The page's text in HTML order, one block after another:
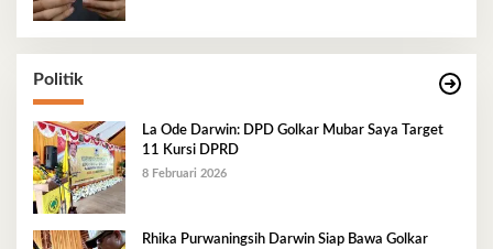
Politik
La Ode Darwin: DPD Golkar Mubar Saya Target
11 Kursi DPRD
8 Februari 2026
Rhika Purwaningsih Darwin Siap Bawa Golkar